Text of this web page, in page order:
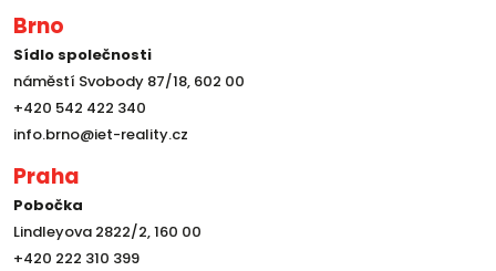
Brno
Sídlo společnosti
náměstí Svobody 87/18, 602 00
+420 542 422 340
info.brno@iet-reality.cz
Praha
Pobočka
Lindleyova 2822/2, 160 00
+420 222 310 399